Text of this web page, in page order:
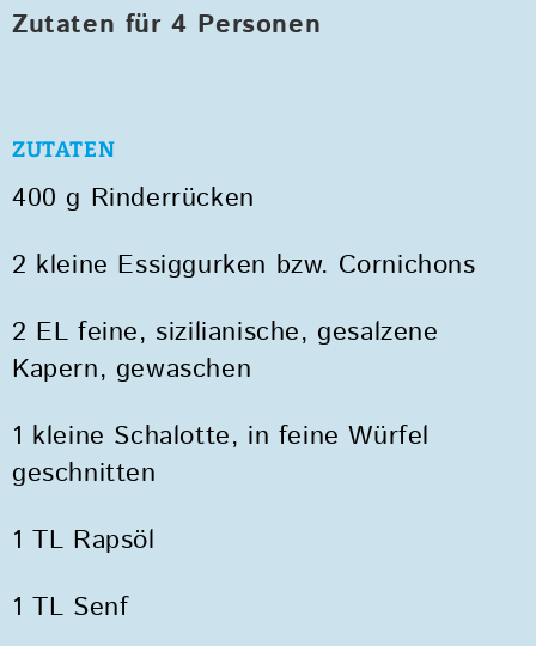
Zutaten für 4 Personen
ZUTATEN
400 g Rinderrücken
2 kleine Essiggurken bzw. Cornichons
2 EL feine, sizilianische, gesalzene
Kapern, gewaschen
1 kleine Schalotte, in feine Würfel
geschnitten
1 TL Rapsöl
1 TL Senf